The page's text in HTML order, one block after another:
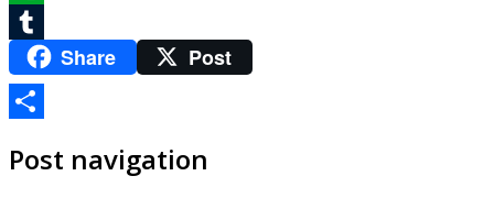
Evernote
TumblrShare Post
有
Post navigation